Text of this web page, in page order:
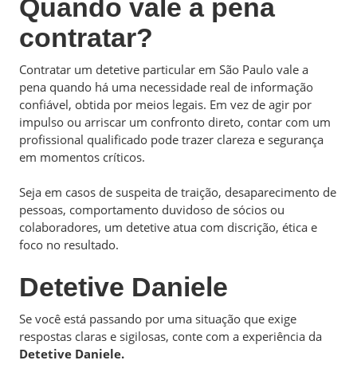
Quando vale a pena
contratar?
Contratar um detetive particular em São Paulo vale a
pena quando há uma necessidade real de informação
confiável, obtida por meios legais. Em vez de agir por
impulso ou arriscar um confronto direto, contar com um
profissional qualificado pode trazer clareza e segurança
em momentos críticos.
Seja em casos de suspeita de traição, desaparecimento de
pessoas, comportamento duvidoso de sócios ou
colaboradores, um detetive atua com discrição, ética e
foco no resultado.
Detetive Daniele
Se você está passando por uma situação que exige
respostas claras e sigilosas, conte com a experiência da
Detetive Daniele.